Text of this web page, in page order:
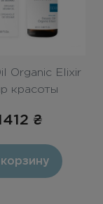
Organic Elixir
красоты
₴